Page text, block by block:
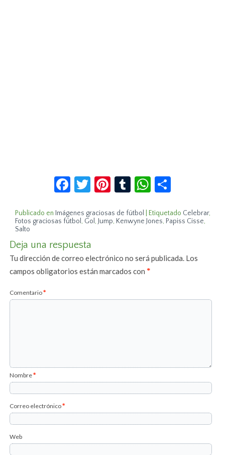
Facebook
Twitter
Pinterest
TumblrWhatsApp
Publicado en Imágenes graciosas de fútbol Etiquetado Celebrar,
Fotos graciosas fútbol , Gol , Jump, Kenwyne Jones, Papiss Cisse,
Salto
Deja una respuesta
Tu dirección de correo electrónico no será publicada. Los
campos obligatorios están marcados con*
Comentario*
Nombre*
Correo electrónico*
Web